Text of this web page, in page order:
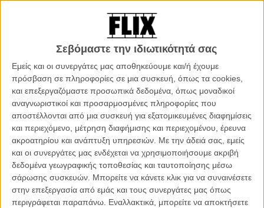
Σεβόμαστε την ιδιωτικότητά σας
Εμείς και οι συνεργάτες μας αποθηκεύουμε και/ή έχουμε
πρόσβαση σε πληροφορίες σε μια συσκευή, όπως τα cookies,
και επεξεργαζόμαστε προσωπικά δεδομένα, όπως μοναδικοί
αναγνωριστικοί και προσαρμοσμένες πληροφορίες που
αποστέλλονται από μια συσκευή για εξατομικευμένες διαφημίσεις
και περιεχόμενο, μέτρηση διαφήμισης και περιεχομένου, έρευνα
ακροατηρίου και ανάπτυξη υπηρεσιών. Με την άδειά σας, εμείς
και οι συνεργάτες μας ενδέχεται να χρησιμοποιήσουμε ακριβή
δεδομένα γεωγραφικής τοποθεσίας και ταυτοποίησης μέσω
σάρωσης συσκευών. Μπορείτε να κάνετε κλικ για να συναινέσετε
στην επεξεργασία από εμάς και τους συνεργάτες μας όπως
περιγράφεται παραπάνω. Εναλλακτικά, μπορείτε να αποκτήσετε
ΦΕΣΤΙΒΑΛ / ΒΡΑΒΕΙΑ
Θεσσαλονίκη 2016: Πρόσωπα Χ 6 στην κάμερα του Flix
Εξι βίντεο, είκοσι τέσσερα πρόσωπα, ο σφυγμός, το ύφος, οι ατάκες και η
ατμόσφαιρα του 57ου Διεθνούς Φεστιβάλ Κινηματογράφου αποτυπώθηκαν
στην κάμερα του Flix. Πατήστε play και θυμηθείτε.
Flix Team